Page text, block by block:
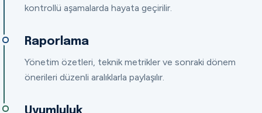
kontrollü aşamalarda hayata geçirilir.
Raporlama
Yönetim özetleri, teknik metrikler ve sonraki dönem
önerileri düzenli aralıklarla paylaşılır.